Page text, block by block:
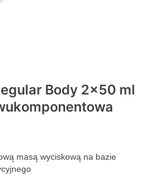
Body 2x50 ml
masą wyciskową na bazie